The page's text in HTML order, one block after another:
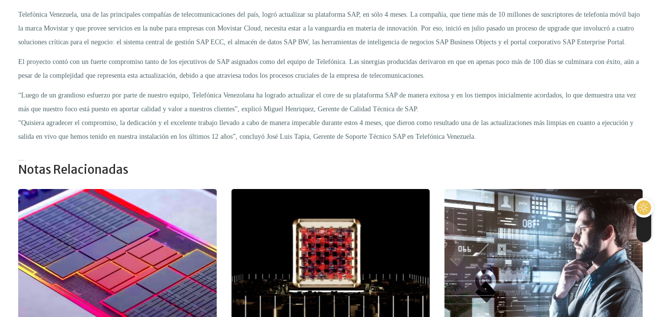
Telefónica Venezuela, una de las principales compañías de telecomunicaciones del país, logró actualizar su plataforma SAP, en sólo 4 meses. La compañía, que tiene más de 10 millones de suscriptores de telefonía móvil bajo
la marca Movistar y que provee servicios en la nube para empresas con Movistar Cloud, necesita estar a la vanguardia en materia de innovación. Por eso, inició en julio pasado un proceso de upgrade que involucró a cuatro
soluciones críticas para el negocio: el sistema central de gestión SAP ECC, el almacén de datos SAP BW, las herramientas de inteligencia de negocios SAP Business Objects y el portal corporativo SAP Enterprise Portal.
El proyecto contó con un fuerte compromiso tanto de los ejecutivos de SAP asignados como del equipo de Telefónica. Las sinergias producidas derivaron en que en apenas poco más de 100 días se culminara con éxito, aún a
pesar de la complejidad que representa esta actualización, debido a que atraviesa todos los procesos cruciales de la empresa de telecomunicaciones.
“Luego de un grandioso esfuerzo por parte de nuestro equipo, Telefónica Venezolana ha logrado actualizar el core de su plataforma SAP de manera exitosa y en los tiempos inicialmente acordados, lo que demuestra una vez
más que nuestro foco está puesto en aportar calidad y valor a nuestros clientes”, explicó Miguel Henriquez, Gerente de Calidad Técnica de SAP.
“Quisiera agradecer el compromiso, la dedicación y el excelente trabajo llevado a cabo de manera impecable durante estos 4 meses, que dieron como resultado una de las actualizaciones más limpias en cuanto a ejecución y
salida en vivo que hemos tenido en nuestra instalación en los últimos 12 años”, concluyó José Luis Tapia, Gerente de Soporte Técnico SAP en Telefónica Venezuela.
Notas Relacionadas